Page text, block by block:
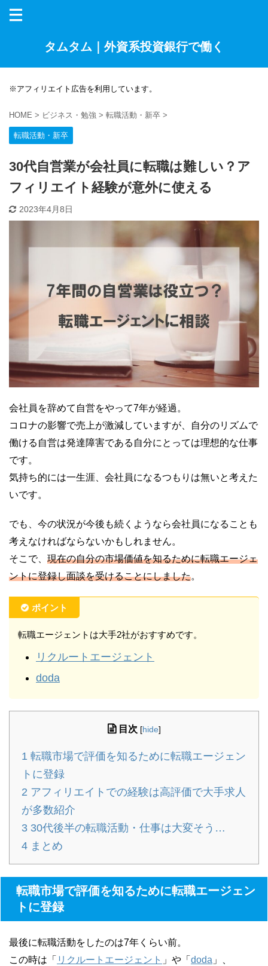
タムタム｜外資系投資銀行で働く
※アフィリエイト広告を利用しています。
HOME > ビジネス・勉強 > 転職活動・新卒 >
転職活動・新卒
30代自営業が会社員に転職は難しい？ア
フィリエイト経験が意外に使える
2023年4月8日
会社員を辞めて自営をやって7年が経過。
コロナの影響で売上が激減していますが、自分のリズムで
働ける自営は発達障害である自分にとっては理想的な仕事
です。
気持ち的には一生涯、会社員になるつもりは無いと考えた
いです。
でも、今の状況が今後も続くようなら会社員になることも
考えなければならないかもしれません。
そこで、 現在の自分の市場価値を知るために転職エージェ
ントに登録し面談を受けることにしました。
ポイント
転職エージェントは大手2社がおすすめです。
リクルートエージェント
doda
目次 [hide]
1 転職市場で評価を知るために転職エージェン
トに登録
2 アフィリエイトでの経験は高評価で大手求人
が多数紹介
3 30代後半の転職活動・仕事は大変そう…
4 まとめ
転職市場で評価を知るために転職エージェン
トに登録
最後に転職活動をしたのは7年くらい前。
この時は「 リクルートエージェント 」や「 doda 」、